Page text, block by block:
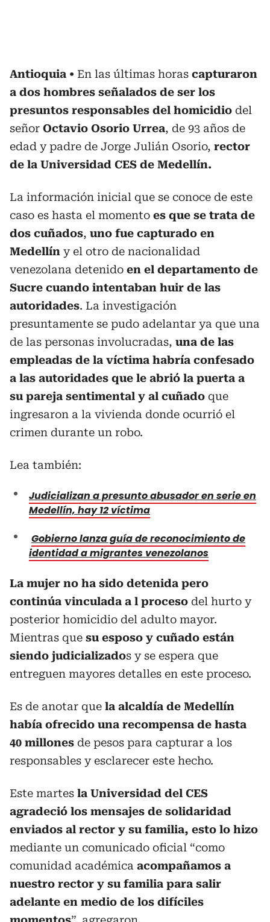
Antioquia En las últimas horas capturaron
a dos hombres señalados de ser los
presuntos responsables del homicidio del
señor Octavio Osorio Urrea, de 93 años de
edad y padre de Jorge Julián Osorio, rector
de la Universidad CES de Medellín.
La información inicial que se conoce de este
caso es hasta el momento es que se trata de
dos cuñados, uno fue capturado en
Medellín y el otro de nacionalidad
venezolana detenido en el departamento de
Sucre cuando intentaban huir de las
autoridades. La investigación
presuntamente se pudo adelantar ya que una
de las personas involucradas, una de las
empleadas de la víctima habría confesado
a las autoridades que le abrió la puerta a
su pareja sentimental y al cuñado que
ingresaron a la vivienda donde ocurrió el
crimen durante un robo.
Lea también:
Judicializan a presunto abusador en serie en
Medellín, hay 12 víctima
Gobierno lanza guía de reconocimiento de
identidad a migrantes venezolanos
La mujer no ha sido detenida pero
continúa vinculada a l proceso del hurto y
posterior homicidio del adulto mayor.
Mientras que su esposo y cuñado están
siendo judicializados y se espera que
entreguen mayores detalles en este proceso.
Es de anotar que la alcaldía de Medellín
había ofrecido una recompensa de hasta
40 millones de pesos para capturar a los
responsables y esclarecer este hecho.
Este martes la Universidad del CES
agradeció los mensajes de solidaridad
enviados al rector y su familia, esto lo hizo
mediante un comunicado oficial “como
comunidad académica acompañamos a
nuestro rector y su familia para salir
adelante en medio de los difíciles